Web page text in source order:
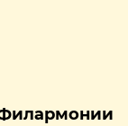
Филармонии